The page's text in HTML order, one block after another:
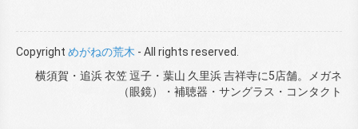
Copyright めがねの荒木 - All rights reserved.
横須賀・追浜 衣笠 逗子・葉山 久里浜 吉祥寺に5店舗。メガネ
（眼鏡）・補聴器・サングラス・コンタクト